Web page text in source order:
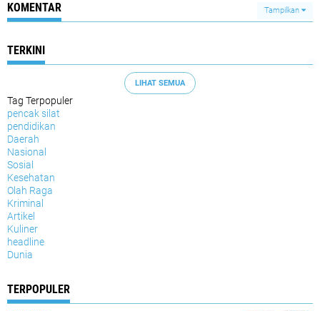
KOMENTAR Tampilkan
TERKINI
LIHAT SEMUA
Tag Terpopuler
pencak silat
pendidikan
Daerah
Nasional
Sosial
Kesehatan
Olah Raga
Kriminal
Artikel
Kuliner
headline
Dunia
TERPOPULER